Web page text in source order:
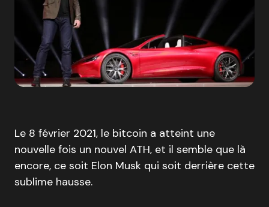
Le 8 février 2021, le bitcoin a atteint une
nouvelle fois un nouvel ATH, et il semble que là
encore, ce soit Elon Musk qui soit derrière cette
sublime hausse.